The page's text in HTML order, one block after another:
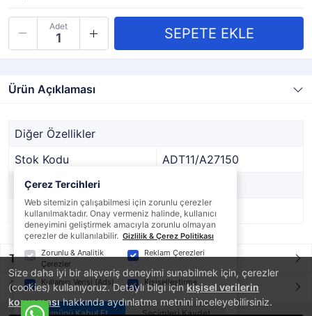
Size daha iyi bir alışveriş deneyimi sunabilmek için, çerezler
(cookies) kullanıyoruz. Detaylı bilgi içinkişisel verilerin
korunmasıhakkında aydınlatma metnini inceleyebilirsiniz.
Adet
Ürün Açıklaması
Diğer Özellikler
Stok Kodu
ADT11/A27150
Marka
Stok Durumu
Var
Taksit / Ödeme Seçenekleri
Ürün Yorumları
Çerez Tercihleri
Web sitemizin çalışabilmesi için zorunlu çerezler
kullanılmaktadır. Onay vermeniz halinde, kullanıcı
deneyimini geliştirmek amacıyla zorunlu olmayan
çerezler de kullanılabilir. Gizlilik & Çerez Politikası
Zorunlu & Analitik
Çerezler
Reklam Çerezleri
Kullanıcı Verisi (Ads) Kişiselleştirme
Tümünü Kabul Et Seçimleri Kaydet